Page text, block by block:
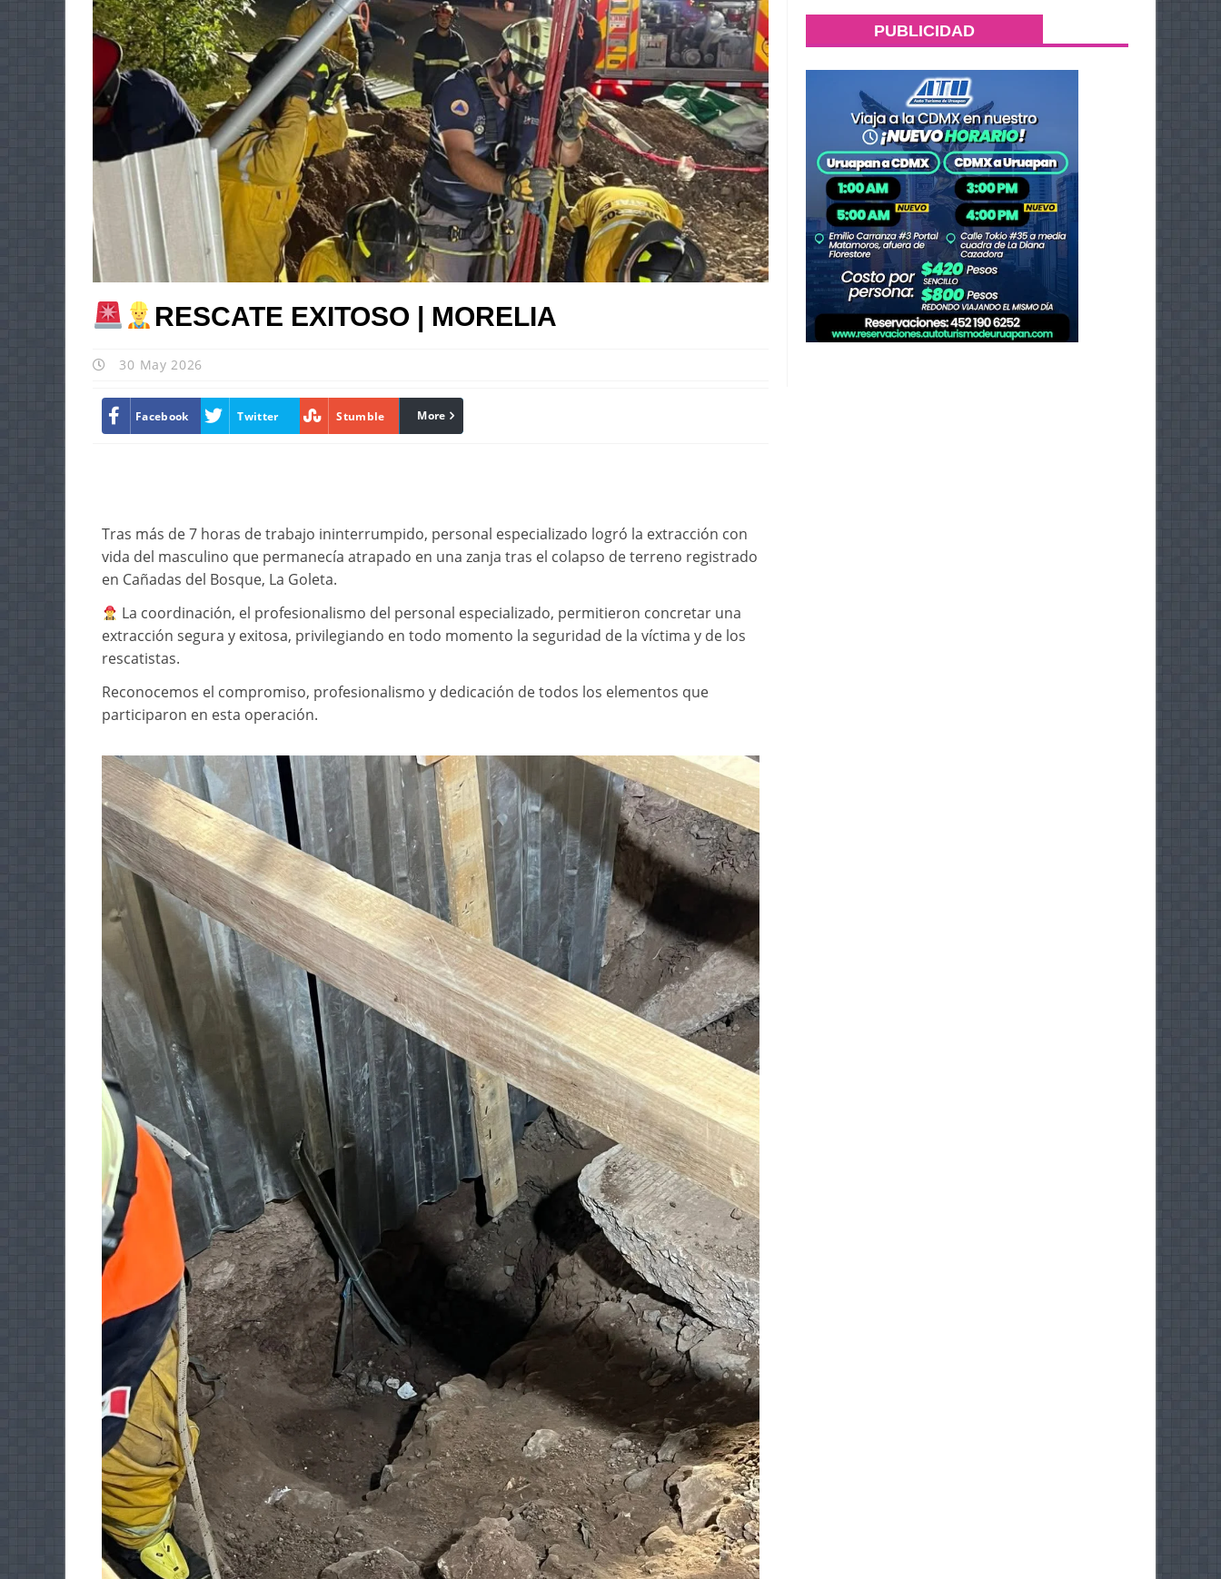
RESCATE EXITOSO | MORELIA
30 May 2026
Facebook Twitter Stumble linkedin
More
Tras más de 7 horas de trabajo ininterrumpido, personal especializado logró la extracción con
vida del masculino que permanecía atrapado en una zanja tras el colapso de terreno registrado
en Cañadas del Bosque, La Goleta.
La coordinación, el profesionalismo del personal especializado, permitieron concretar una
extracción segura y exitosa, privilegiando en todo momento la seguridad de la víctima y de los
rescatistas.
Reconocemos el compromiso, profesionalismo y dedicación de todos los elementos que
participaron en esta operación.
PUBLICIDAD